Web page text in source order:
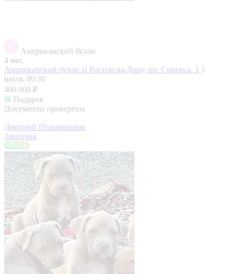
Американский булли
4 мес.
Американский булли xl Ростов-на-Дону, пр. Сиверса, 3 3
июля, 09:30
400 000 ₽
Подарок
Документы проверены
Дмитрий Поломошнов
Заводчик